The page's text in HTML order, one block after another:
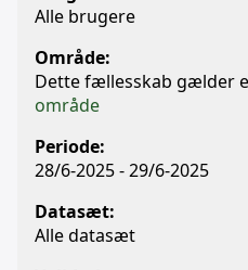
Alle brugere
Område:
Dette fællesskab gælder
område
Periode:
28/6-2025 - 29/6-2025
Datasæt:
Alle datasæt